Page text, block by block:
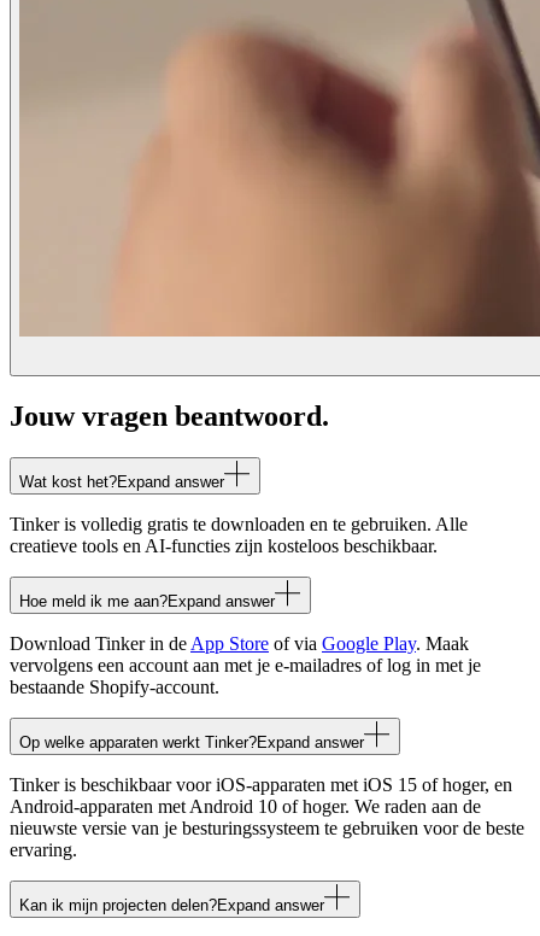
Jouw vragen beantwoord.
Wat kost het?Expand answer
Tinker is volledig gratis te downloaden en te gebruiken. Alle
creatieve tools en AI-functies zijn kosteloos beschikbaar.
Hoe meld ik me aan?Expand answer
Download Tinker in de App Store of via Google Play. Maak
vervolgens een account aan met je e-mailadres of log in met je
bestaande Shopify-account.
Op welke apparaten werkt Tinker?Expand answer
Tinker is beschikbaar voor iOS-apparaten met iOS 15 of hoger, en
Android-apparaten met Android 10 of hoger. We raden aan de
nieuwste versie van je besturingssysteem te gebruiken voor de beste
ervaring.
Kan ik mijn projecten delen?Expand answer